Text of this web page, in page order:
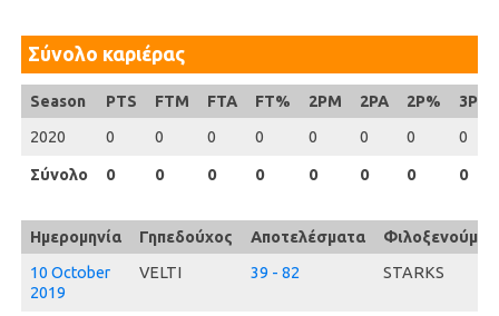
Σύνολο καριέρας
Season
2020
Σύνολο
Season PTS FTM FTA FT% 2PM 2PA 2P%
3PM
2020
0 0 0 0 0 0 0 0
Σύνολο 0 0 0 0 0 0 0 0
Ημερομηνία Γηπεδούχος Αποτελέσματα
10 October
2019
VELTI 39 - 82 STARKS